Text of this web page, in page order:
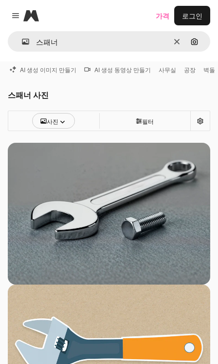
Close menu
Magnific
지우기이미지
가격 로그인
AI 생성 이미지 만들기 AI 생성 동영상 만들기 사무실 공장 벽돌
스패너 사진
사진 필터